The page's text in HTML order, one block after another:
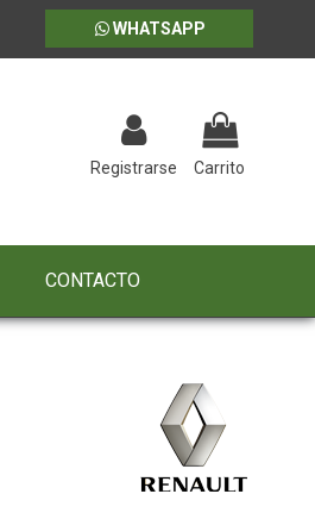
WHATSAPP
Registrarse Carrito
CONTACTO